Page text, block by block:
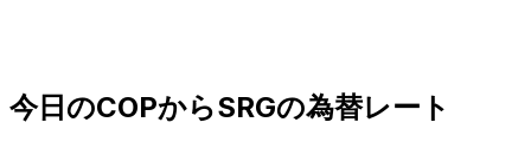
今日のCOPからSRGの為替レート